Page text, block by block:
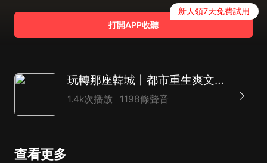
打開APP收聽
新人領7天免費試用
玩轉那座韓城丨都市重生爽文丨多女主多人有聲劇
1.4k次播放 1198條聲音
查看更多